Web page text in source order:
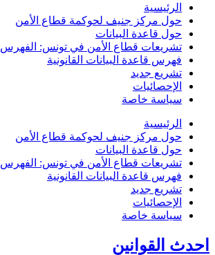
الرئيسية
حول مركز جنيف لحوكمة قطاع الأمن
حول قاعدة البيانات
تشريعات قطاع الأمن في تونس: الفهرس 1956-2011
فهرس قاعدة البيانات القانونية
تشريع جديد
الإحصائيات
سياسة خاصة
الرئيسية
حول مركز جنيف لحوكمة قطاع الأمن
حول قاعدة البيانات
تشريعات قطاع الأمن في تونس: الفهرس 1956-2011
فهرس قاعدة البيانات القانونية
تشريع جديد
الإحصائيات
سياسة خاصة
احدث القوانين